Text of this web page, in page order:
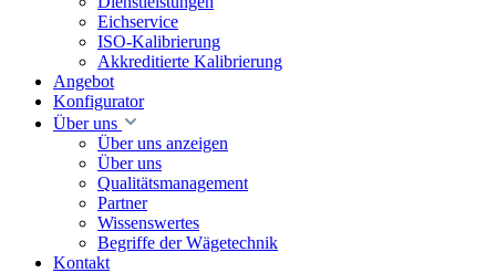
Eichservice
ISO-Kalibrierung
Akkreditierte Kalibrierung
Angebot
Konfigurator
Über uns
Über uns anzeigen
Über uns
Qualitätsmanagement
Partner
Wissenswertes
Begriffe der Wägetechnik
Kontakt